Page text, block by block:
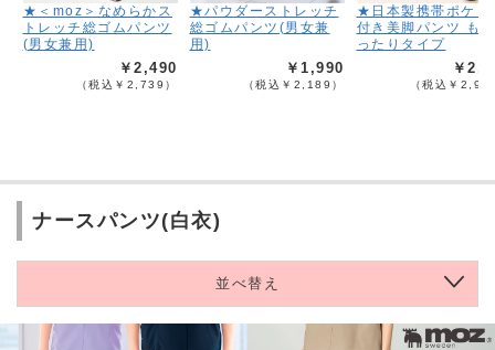
★＜moz＞なめらかス
トレッチ総ゴムパンツ
(男女兼用)
￥2,490
（税込￥2,739）
★パウダーストレッチ
総ゴムパンツ(男女兼
用)
￥1,990
（税込￥2,189）
★日本製携帯ポケッ
付き美脚パンツ も
ったりタイプ
￥
（税込￥
ナースパンツ(白衣)
並べ替え